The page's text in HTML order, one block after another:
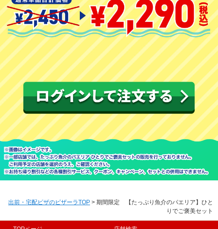
出前・宅配ピザのピザーラTOP > 期間限定 【たっぷり魚介のパエリア】ひと
りでご褒美セット